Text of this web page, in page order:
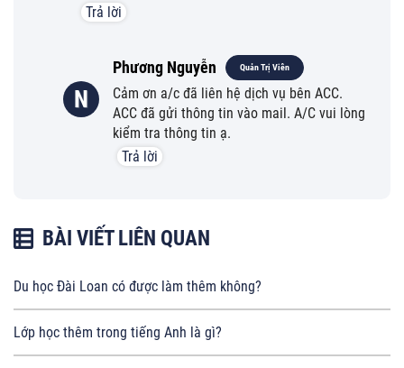
Trả lời
N
Phương Nguyễn Quản Trị Viên
Cảm ơn a/c đã liên hệ dịch vụ bên ACC.
ACC đã gửi thông tin vào mail. A/C vui lòng
kiểm tra thông tin ạ.
Trả lời
BÀI VIẾT LIÊN QUAN
Du học Đài Loan có được làm thêm không?
Lớp học thêm trong tiếng Anh là gì?